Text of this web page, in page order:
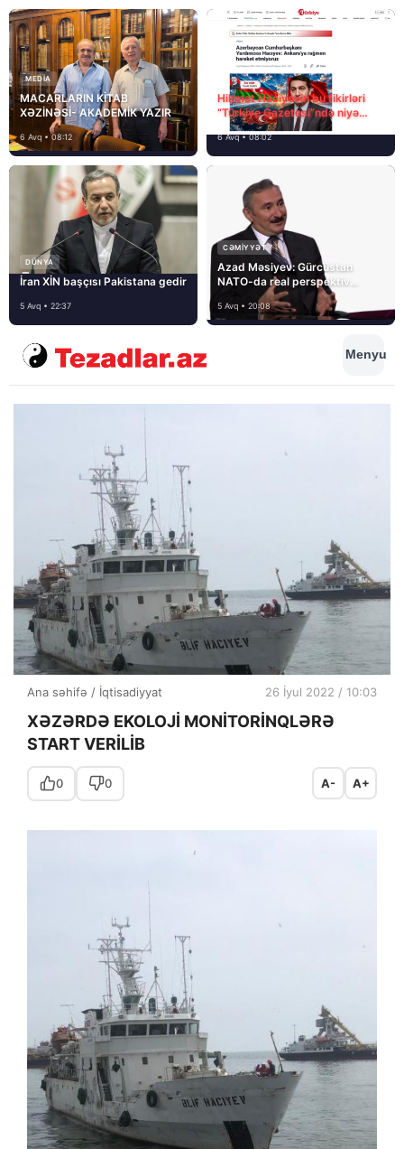
MEDİA
MACARLARIN KİTAB
XƏZİNƏSİ- AKADEMİK YAZIR
6 Avq • 08:12
Hikmət Hacıyevin bu fikirləri
“Türkiye Gazetesi”ndə niyə
təhrif edilib?
6 Avq • 08:02
DÜNYA
İran XİN başçısı Pakistana gedir
5 Avq • 22:37
CƏMIYYƏT
Azad Məsiyev: Gürcüstan
NATO-da real perspektiv
5 Avq • 20:08
Menyu
Ana səhifə / İqtisadiyyat 26 İyul 2022 / 10:03
XƏZƏRDƏ EKOLOJİ MONİTORİNQLƏRƏ
START VERİLİB
0 0 A- A+